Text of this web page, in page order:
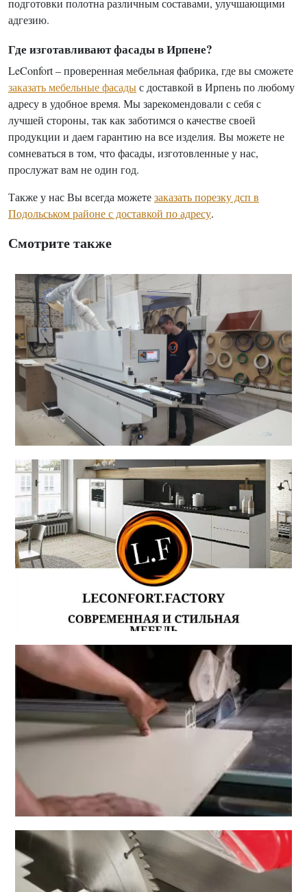
подготовки полотна различным составами, улучшающими
адгезию.
Где изготавливают фасады в Ирпене?
LeConfort – проверенная мебельная фабрика, где вы сможете
заказать мебельные фасадыс доставкой в Ирпень по любому
адресу в удобное время. Мы зарекомендовали с себя с
лучшей стороны, так как заботимся о качестве своей
продукции и даем гарантию на все изделия. Вы можете не
сомневаться в том, что фасады, изготовленные у нас,
прослужат вам не один год.
Также у нас Вы всегда можетезаказать порезку дсп в
Подольськом районе с доставкой по адресу.
Смотрите также